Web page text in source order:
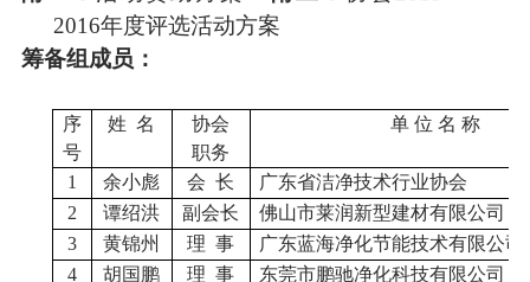
2016年度评选活动方案
筹备组成员：
序
号
姓 名
协会
职务
单 位 名 称
1 余小彪 会 长
广东省洁净技术行业协会
2
谭绍洪 副会长
佛山市莱润新型建材有限公司
3
黄锦州 理 事
广东蓝海净化节能技术有限公司
4
胡国鹏 理 事
东莞市鹏驰净化科技有限公司